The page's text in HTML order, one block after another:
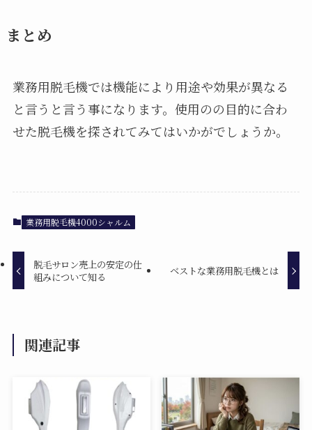
まとめ
業務用脱毛機では機能により用途や効果が異なる
と言うと言う事になります。使用のの目的に合わ
せた脱毛機を探されてみてはいかがでしょうか。
業務用脱毛機4000シャルム
脱毛サロン売上の安定の仕
組みについて知る
ベストな業務用脱毛機とは
関連記事